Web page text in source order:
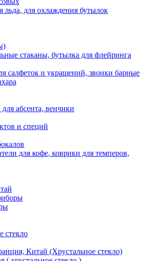
для охлаждения бутылок
стаканы, бутылка для флейринга
салфеток и украшений, звонки барные
абсента, венчики
и специй
для кофе, коврики для темперов,
стекло
Китай (Хрустальное стекло)